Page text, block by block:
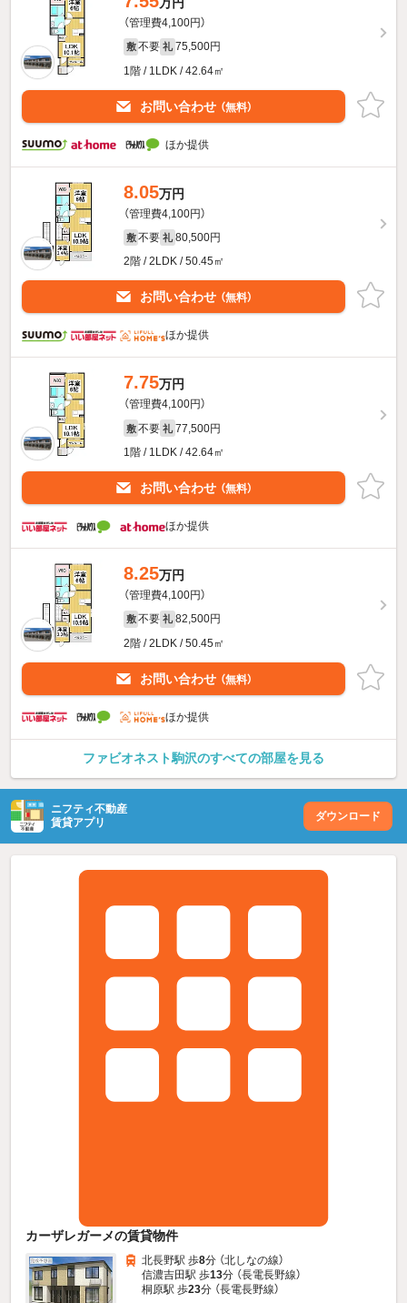
（管理費4,100円）
敷 不要 礼 75,500円
1階 / 1LDK / 42.64㎡
お問い合わせ （無料）
ほか提供
8.05万円
（管理費4,100円）
敷 不要 礼 80,500円
2階 / 2LDK / 50.45㎡
お問い合わせ （無料）
ほか提供
7.75万円
（管理費4,100円）
敷 不要 礼 77,500円
1階 / 1LDK / 42.64㎡
お問い合わせ （無料）
ほか提供
8.25万円
（管理費4,100円）
敷 不要 礼 82,500円
2階 / 2LDK / 50.45㎡
お問い合わせ （無料）
ほか提供
ファビオネスト駒沢のすべての部屋を見る
ニフティ不動産
賃貸アプリ
ダウンロード
カーザレガーメの賃貸物件
北長野駅 歩8分 （北しなの線）
信濃吉田駅 歩13分 （長電長野線）
桐原駅 歩23分 （長電長野線）